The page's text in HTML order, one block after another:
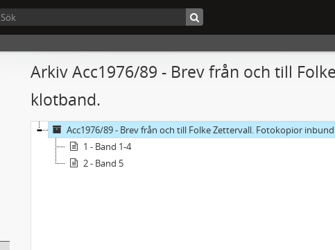
Arkiv Acc1976/89 - Brev från och till
klotband.
Acc1976/89 - Brev från och till Folke Zettervall. Fotokopior
1 - Band 1-4
2 - Band 5